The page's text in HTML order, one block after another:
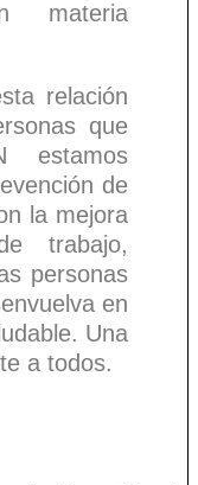
materia
relación
que
estamos
de
la mejora
trabajo,
personas
en
Una
a todos.